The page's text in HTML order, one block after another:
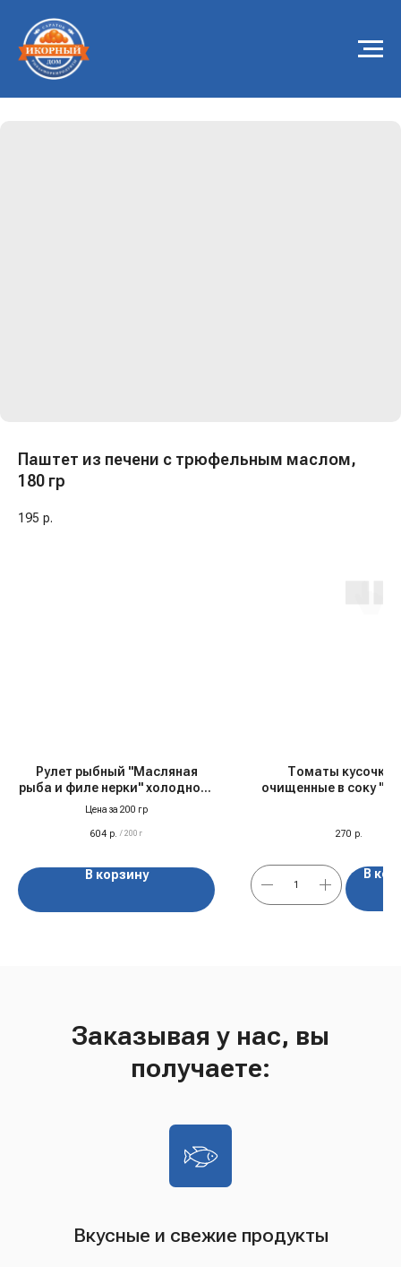
Паштет из печени с трюфельным маслом,
180 гр
195 р.
Рулет рыбный "Масляная
рыба и филе нерки" холодного
копчения
Цена за 200 гр
604 р. / 200 г
В корзину
Томаты
очищенные в соку
270 р.
В
Заказывая у нас, вы
получаете:
Вкусные и свежие продукты